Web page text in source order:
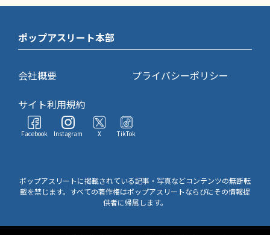
ポップアスリート本部
会社概要
プライバシーポリシー
サイト利用規約
Facebook Instagram X TikTok
ポップアスリートに掲載されている記事・写真などコンテンツの無断転
載を禁じます。すべての著作権はポップアスリートならびにその情報提
供者に帰属します。